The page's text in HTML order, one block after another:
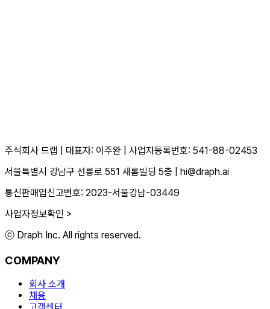
주식회사 드랩 대표자: 이주완
사업자등록번호: 541-88-02453
서울특별시 강남구 선릉로 551 새롬빌딩 5층
hi@draph.ai
통신판매업신고번호: 2023-서울강남-03449
사업자정보확인 >
ⓒ Draph Inc. All rights reserved.
COMPANY
회사 소개
채용